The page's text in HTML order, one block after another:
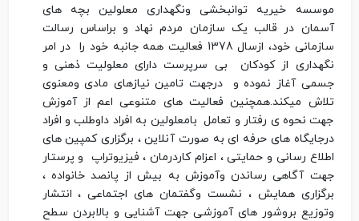
موسسه خیریه توانبخشی ونگهداری معلولین بچه های
آسمان در قالب یک سازمان مردم نهاد و براساس رسالت
سازمانی خود، ازسال 1378 فعالیت همه جانبه خود را در امر
نگهداری از کودکان بی سرپرست دارای معلولیت ذهنی و
جسمی آغاز نموده و درجهت تامین نیازهای مادی ومعنوی
تلاش میکند.همچنین فعالیت های متنوعی اعم از آموزش
جهت نحوه ی رفتار و تعامل بامعلولین به افراد داوطلب و افراد
درجایگاه های حرفه ای به صورت آنلاین ، برگزاری کمپین های
اطلاع رسانی و حمایتی ، اعزام کاردرمان ، فیزیوتراپ و پرستار
جهت آگاهی رساندن وآموزش به بیش از پانصد خانواده ،
برگزاری همایش ، نشست وگفتمان های اجتماعی ، انتشار
وتوزیع بروشور های آموزشی جهت آشنایی و بالابردن سطح